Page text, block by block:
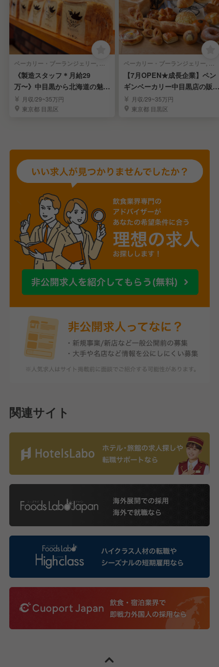
ベーカリー・ブーランジェリー, テイクアウト・惣菜・弁当屋 | ブーランジェ・ベーカー
《製造スタッフ＊月給29
万〜》中目黒から北海道の魅力
を発信するパン屋さん！
月収/29~35万円
東京都 目黒区
ベーカリー・ブーランジェリー, テイクアウト・惣菜・弁当屋 | 販売スタッフ
【7月OPEN★成長企業】ペン
ギンベーカリー中目黒店の販売
スタッフを募集
月収/29~35万円
東京都 目黒区
関連サイト